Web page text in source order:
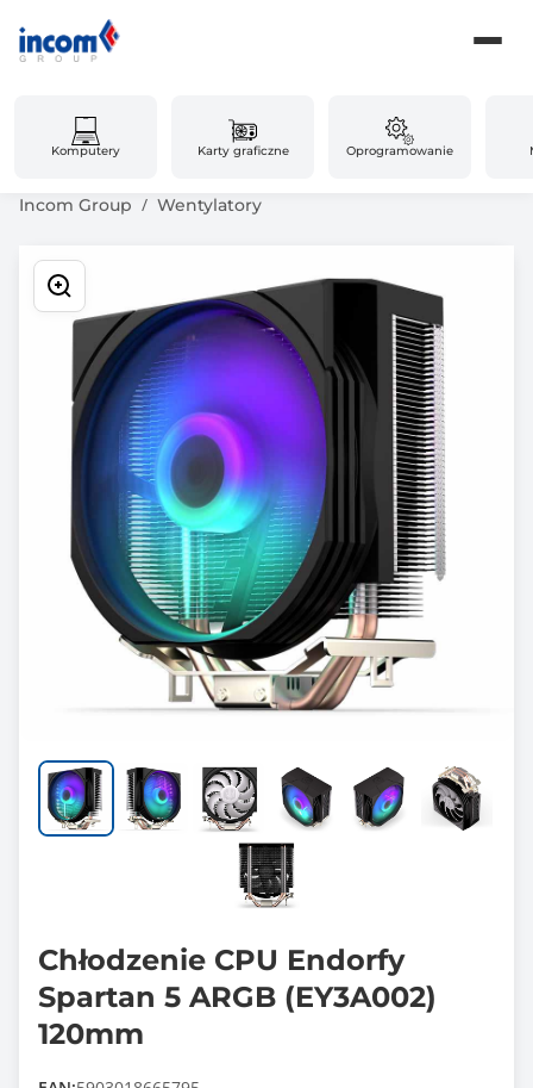
Komputery Karty graficzne Oprogramowanie
Incom Group Wentylatory
Chłodzenie CPU Endorfy
Spartan 5 ARGB (EY3A002)
120mm